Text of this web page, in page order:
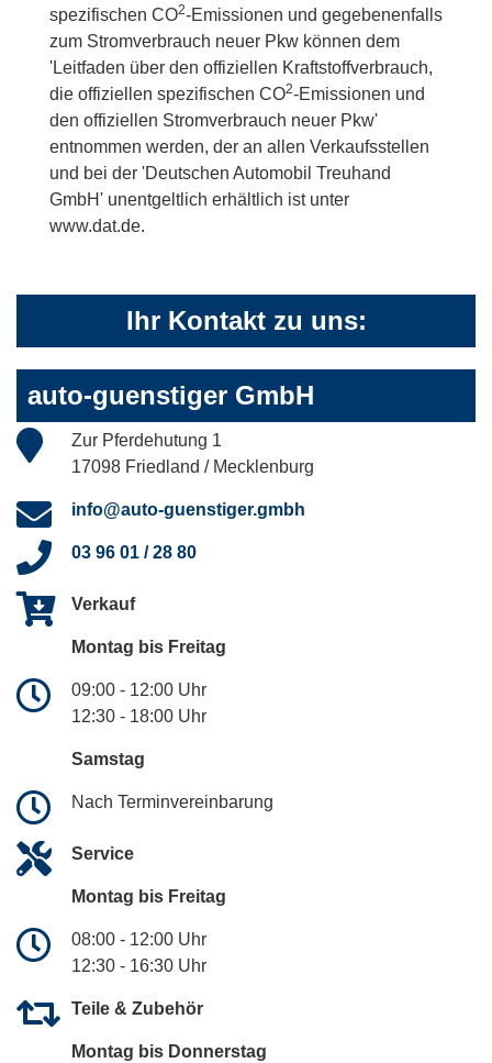
spezifischen CO2-Emissionen und gegebenenfalls
zum Stromverbrauch neuer Pkw können dem
'Leitfaden über den offiziellen Kraftstoffverbrauch,
die offiziellen spezifischen CO2-Emissionen und
den offiziellen Stromverbrauch neuer Pkw'
entnommen werden, der an allen Verkaufsstellen
und bei der 'Deutschen Automobil Treuhand
GmbH' unentgeltlich erhältlich ist unter
www.dat.de.
Ihr Kontakt zu uns:
auto-guenstiger GmbH
Zur Pferdehutung 1
17098 Friedland / Mecklenburg
info@auto-guenstiger.gmbh
03 96 01 / 28 80
Verkauf
Montag bis Freitag
09:00 - 12:00 Uhr
12:30 - 18:00 Uhr
Samstag
Nach Terminvereinbarung
Service
Montag bis Freitag
08:00 - 12:00 Uhr
12:30 - 16:30 Uhr
Teile & Zubehör
Montag bis Donnerstag